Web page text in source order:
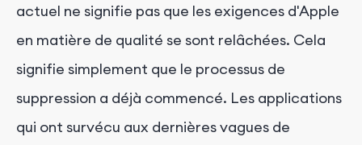
actuel ne signifie pas que les exigences d'Apple
en matière de qualité se sont relâchées. Cela
signifie simplement que le processus de
suppression a déjà commencé. Les applications
qui ont survécu aux dernières vagues de